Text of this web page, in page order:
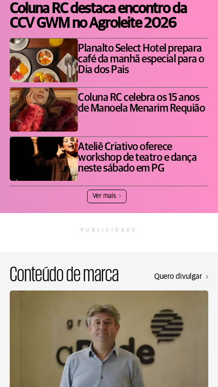
Coluna RC destaca encontro da
CCV GWM no Agroleite 2026
Planalto Select Hotel prepara
café da manhã especial para o
Dia dos Pais
Coluna RC celebra os 15 anos
de Manoela Menarim Requião
Ateliê Criativo oferece
workshop de teatro e dança
neste sábado em PG
Ver mais
PUBLICIDADE
Conteúdo de marca Quero divulgar